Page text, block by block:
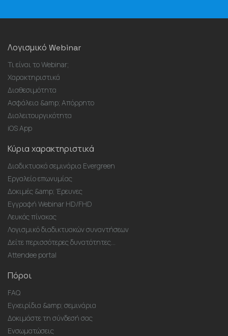
Λογισμικό Webinar
Τι είναι το Webinar;
Χαρακτηριστικά
Διαθεσιμότητα
Ασφάλεια &amp; Απόρρητο
Διαλειτουργικότητα
iOS App
Κύρια χαρακτηριστικά
Διαδικτυακά σεμινάρια Evergreen
Εργαλείο επωνυμίας
Δοκιμές &amp; Έρευνες
Εγγραφή Webinar HD/FHD
Λευκός πίνακας
Λογισμικό διαδικτυακών συναντήσεων
Δείτε περισσότερες δυνατότητες...
Attendee portal
Πόροι
FAQ
Εγχειρίδια &amp; σεμινάρια
Δοκιμάστε τη σύνδεσή σας
Ενσωματώσεις